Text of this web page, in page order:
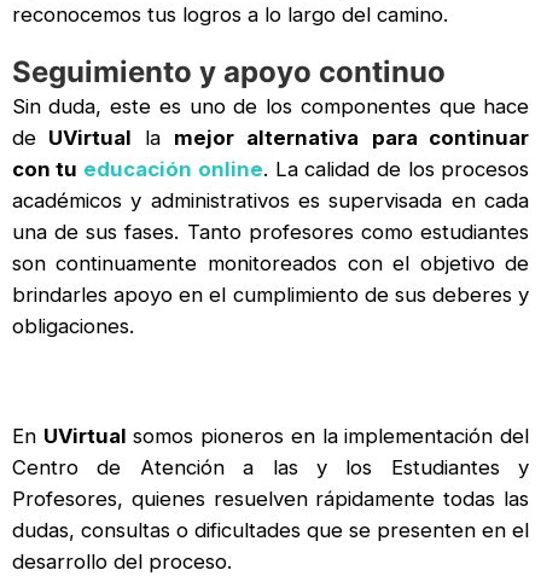
reconocemos tus logros a lo largo del camino.
Seguimiento y apoyo continuo
Sin duda, este es uno de los componentes que hace
de UVirtual la mejor alternativa
para continuar
con tu educación online. La calidad de los procesos
académicos y administrativos es supervisada en cada
una de sus fases. Tanto profesores como estudiantes
son continuamente monitoreados con el objetivo de
brindarles apoyo en el cumplimiento de sus deberes y
obligaciones.
En UVirtual somos pioneros en la implementación del
Centro de Atención a las y los Estudiantes y
Profesores, quienes resuelven rápidamente todas las
dudas, consultas o dificultades que se presenten en el
desarrollo del proceso.